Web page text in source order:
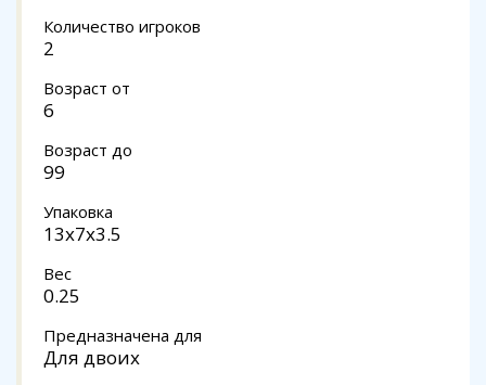
Количество игроков
2
Возраст от
6
Возраст до
99
Упаковка
13х7х3.5
Вес
0.25
Предназначена для
Для двоих